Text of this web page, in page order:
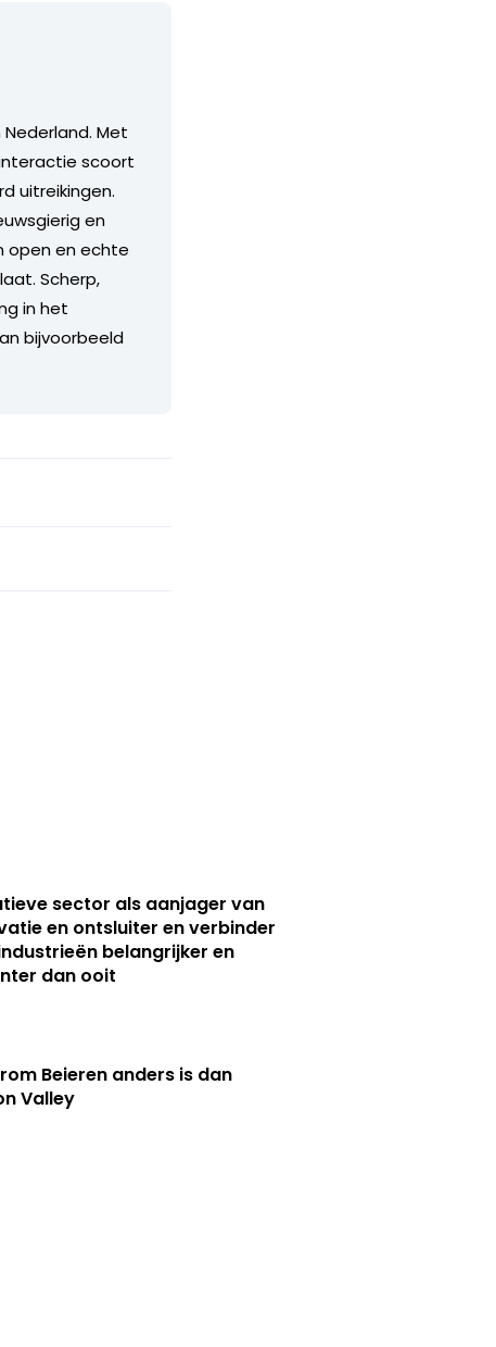
Met
scoort
uitreikingen.
en
open en echte
Scherp,
in het
bijvoorbeeld
sector als aanjager van
en ontsluiter en verbinder
belangrijker en
dan ooit
Beieren anders is dan
Valley